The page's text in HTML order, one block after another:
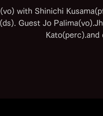
with Shinichi
Guest Jo
Kato(perc).and